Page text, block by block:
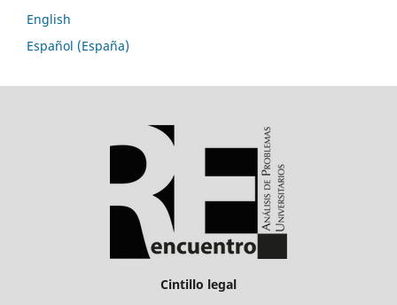
English
Español (España)
Cintillo legal